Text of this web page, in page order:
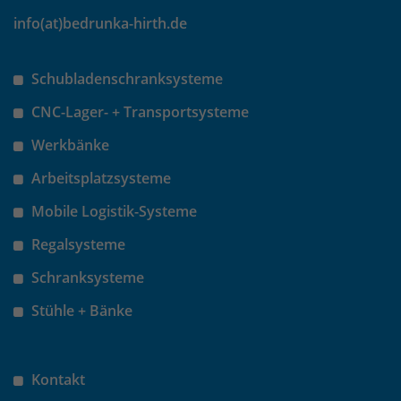
info(at)bedrunka-hirth.de
Schubladenschranksysteme
CNC-Lager- + Transportsysteme
Werkbänke
Arbeitsplatzsysteme
Mobile Logistik-Systeme
Regalsysteme
Schranksysteme
Stühle + Bänke
Kontakt
auf unserem Server gespeichert und
Name _pk_ref
Laufzeit 6 Monate
Zweck
Das Cookie wird von Matomo
um Besucher-, Sitzungs- und
die Nutzung der Website für den